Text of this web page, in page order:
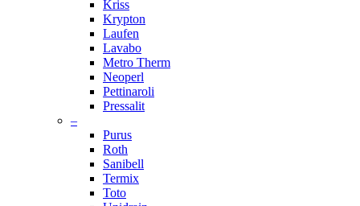
Kriss
Krypton
Laufen
Lavabo
Metro Therm
Neoperl
Pettinaroli
Pressalit
–
Purus
Roth
Sanibell
Termix
Toto